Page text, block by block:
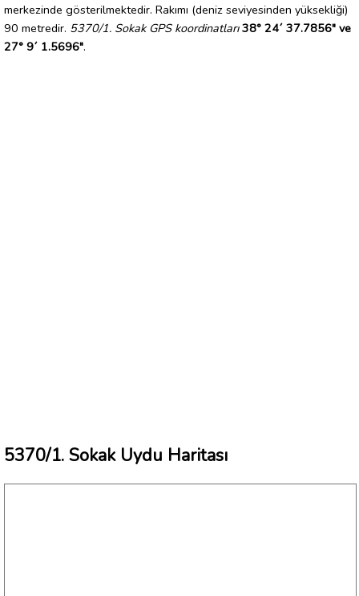
merkezinde gösterilmektedir. Rakımı (deniz seviyesinden yüksekliği)
90 metredir. 5370/1. Sokak GPS koordinatları 38° 24´ 37.7856" ve
27° 9´ 1.5696".
5370/1. Sokak Uydu Haritası